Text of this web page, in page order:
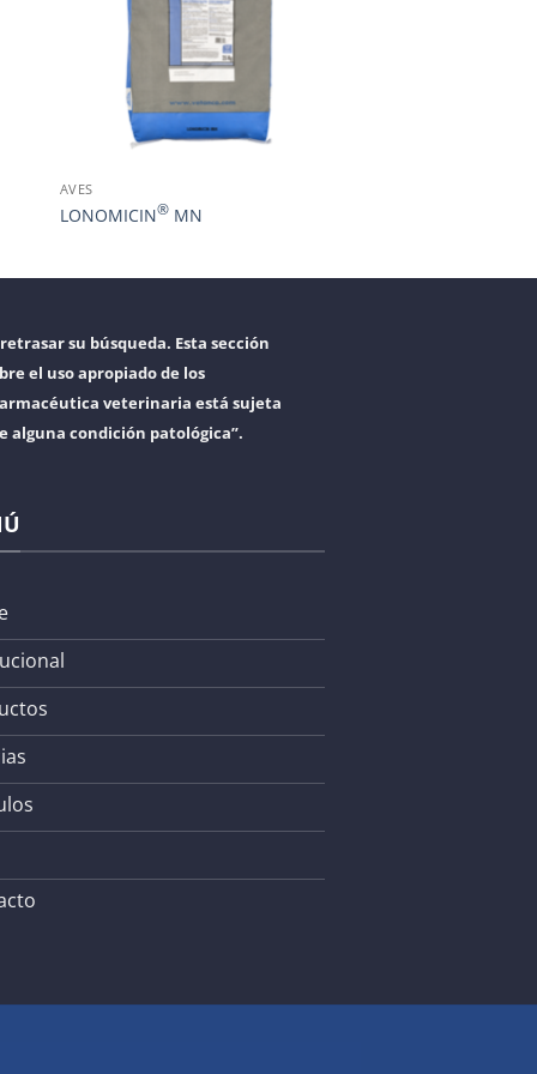
AVES
LONOMICIN®MN
su búsqueda. Esta sección
el uso apropiado de los
veterinaria está sujeta
alguna condición patológica”.